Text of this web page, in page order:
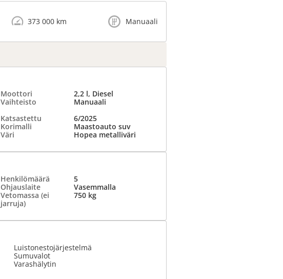
373 000 km Manuaali
Moottori
2,2 l, Diesel
Vaihteisto
Manuaali
Katsastettu
6/2025
Korimalli
Maastoauto suv
Väri Hopea metalliväri
Henkilömäärä
5
Ohjauslaite
Vasemmalla
Vetomassa (ei
jarruja)
750 kg
Luistonestojärjestelmä
Sumuvalot
Varashälytin